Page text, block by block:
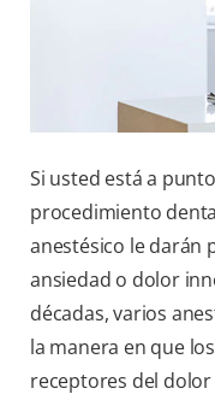
Si usted está a
procedimiento
anestésico le darán
ansiedad o dolor
décadas, varios
la manera en que
receptores del dolor